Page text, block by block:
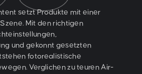
setzt Produkte mit einer
Mit den richtigen
und gekonnt gesetzten
fotorealistische
Verglichen zu teuren Air-